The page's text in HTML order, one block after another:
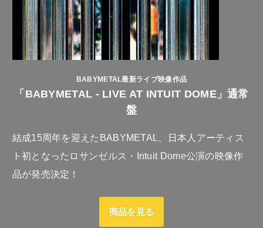
BABYMETAL最新ライブ映像作品
「BABYMETAL - LIVE AT INTUIT DOME」通常
盤
結成15周年を迎えたBABYMETAL、日本人アーティス
ト初となったロサンゼルス・Intuit Dome公演の映像作
品が発売決定！
商品を見る